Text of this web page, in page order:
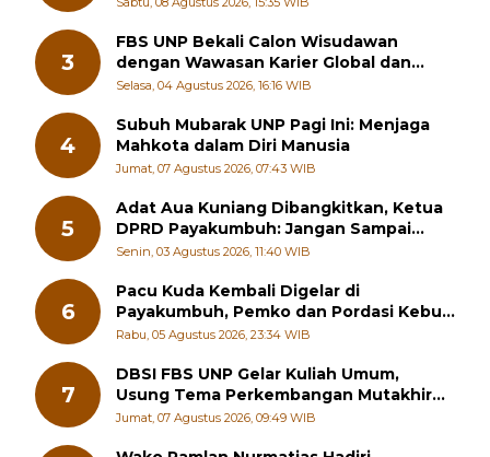
3
FBS UNP Bekali Calon Wisudawan
dengan Wawasan Karier Global dan
Kewirausahaan Kreatif
Selasa, 04 Agustus 2026, 16:16 WIB
4
Subuh Mubarak UNP Pagi Ini: Menjaga
Mahkota dalam Diri Manusia
Jumat, 07 Agustus 2026, 07:43 WIB
5
Adat Aua Kuniang Dibangkitkan, Ketua
DPRD Payakumbuh: Jangan Sampai
Generasi Muda Hilang Jati Diri
Senin, 03 Agustus 2026, 11:40 WIB
6
Pacu Kuda Kembali Digelar di
Payakumbuh, Pemko dan Pordasi Kebut
Persiapan!
Rabu, 05 Agustus 2026, 23:34 WIB
7
DBSI FBS UNP Gelar Kuliah Umum,
Usung Tema Perkembangan Mutakhir
Sastra Dunia
Jumat, 07 Agustus 2026, 09:49 WIB